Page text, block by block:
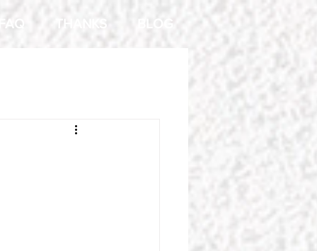
THANKS BLOG